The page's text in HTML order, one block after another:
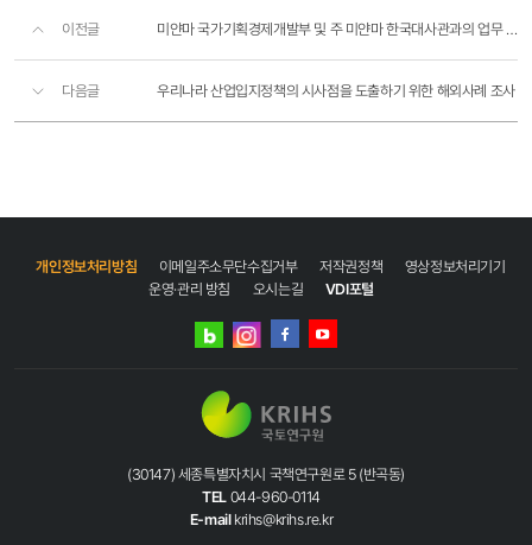
이전글 미얀마 국가기획경제개발부 및 주 미얀마 한국대사관과의 업무 협의회
다음글 우리나라 산업입지정책의 시사점을 도출하기 위한 해외사례 조사
개인정보처리방침 이메일주소무단수집거부 저작권정책
영상정보처리기기
운영·관리 방침
오시는길 VDI포털
네이버
인스타그램
(30147) 세종특별자치시 국책연구원로 5 (반곡동)
TEL 044-960-0114
E-mail krihs@krihs.re.kr